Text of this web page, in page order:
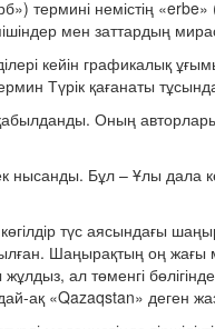
термині немістің
мен заттардың
кейін графикалық
Түрік қағанаты
Оның
Бұл – Ұлы дала
түс аясындағы
Шаңырақтың оң
ал төменгі
ақ «Qazaqstan» деген